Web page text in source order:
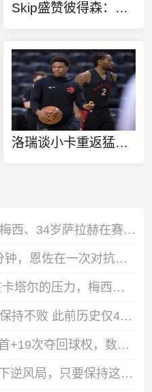
Skip盛赞彼得森：选秀前我就说了 他会是本届最强球员
洛瑞谈小卡重返猛龙：球队想再夺一个冠军 这一切都将从小卡开始
两个十号的会面！39岁梅西、34岁萨拉赫在赛前仪式握手、拥抱
虚惊一场！开场刚刚1分钟，恩佐在一次对抗后捂着膝盖痛苦倒地
马克西·洛佩斯：没了在卡塔尔的压力，梅西正享受比赛且内心快乐
埃及本届世界杯1胜3平保持不败 此前历史仅4支非洲球队能打进八强
世体：跑动距离全队之首+19次夺回球权，数据表明罗德里找回状态
奥赖利：韧劲帮我们扛下逆风局，只要保持这种斗志没人能阻挡我们